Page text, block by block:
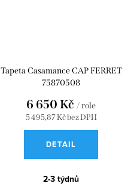
Tapeta Casamance CAP FERRET
75870508
5 495,87 Kč bez DPH
6 650 Kč / role
DETAIL
2-3 týdnů